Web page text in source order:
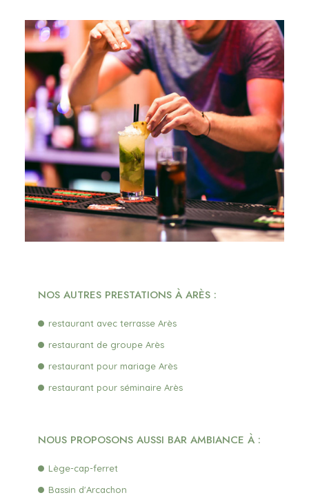
NOS AUTRES PRESTATIONS À ARÈS :
restaurant avec terrasse Arès
restaurant de groupe Arès
restaurant pour mariage Arès
restaurant pour séminaire Arès
NOUS PROPOSONS AUSSI BAR AMBIANCE À :
Lège-cap-ferret
Bassin d'Arcachon